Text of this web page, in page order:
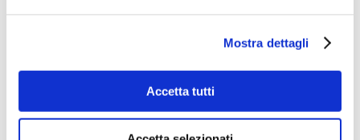
Mostra dettagli
Accetta tutti
Join our Webinar on Oil Filtration & Frying
VIDEO
Welcome to OctoCore
COMUNICATO STAMPA
OctoFrost and HiTec become OctoCore